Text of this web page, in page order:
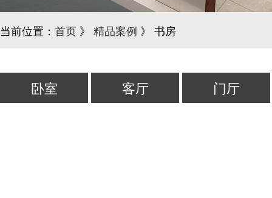
当前位置： 首页 》 精品案例 》 书房
卧室 客厅 门厅